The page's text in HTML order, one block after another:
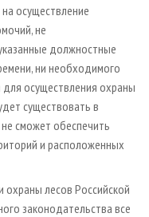
осуществление
не
должностные
ни необходимого
осуществления охраны
существовать в
сможет обеспечить
и расположенных
охраны лесов Российской
законодательства все